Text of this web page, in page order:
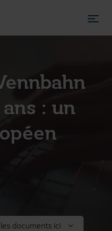
: un
documents ici